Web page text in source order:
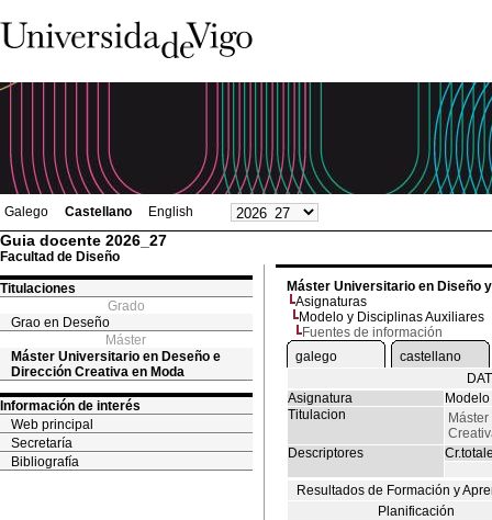
Galego Castellano English
Guia docente 2026_27
Facultad de Diseño
Titulaciones
Grado
Grao en Deseño
Máster
Máster Universitario en Deseño e
Dirección Creativa en Moda
Información de interés
Web principal
Secretaría
Bibliografía
Máster Universitario en Diseño
Asignaturas
Modelo y Disciplinas Auxiliares
Fuentes de información
galego
castellano
Asignatura
Titulacion
Descriptores
Resultados de Formación y
Planificación